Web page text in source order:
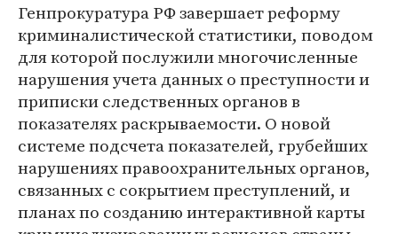
Генпрокуратура РФ завершает реформу
криминалистической статистики, поводом
для которой послужили многочисленные
нарушения учета данных о преступности и
приписки следственных органов в
показателях раскрываемости. О новой
системе подсчета показателей, грубейших
нарушениях правоохранительных органов,
связанных с сокрытием преступлений, и
планах по созданию интерактивной карты